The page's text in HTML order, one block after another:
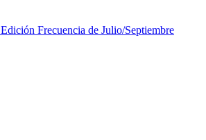
Frecuencia de Julio/Septiembre